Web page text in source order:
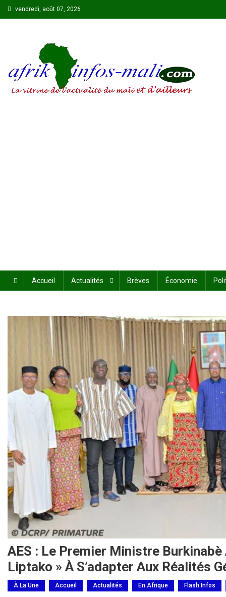
Skip
to
vendredi, août 07, 2026
Accueil Actualités Brèves Économie
AES : Le Premier Ministre Burkinabè
Liptako » À S’adapter Aux Réalités
À La Une Accueil Actualités En Afrique Flash Infos